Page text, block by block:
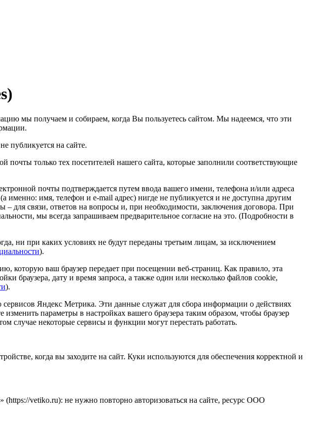
мы получаем и собираем, когда Вы пользуетесь сайтом. Мы надеемся, что эти
публикуется на сайте.
только тех посетителей нашего сайта, которые заполнили соответствующие
почты подтверждается путем ввода вашего имени, телефона и/или адреса
имя, телефон и e-mail адрес) нигде не публикуется и не доступна другим
для связи, ответов на вопросы и, при необходимости, заключения договора. При
мы всегда запрашиваем предварительное согласие на это. (Подробности в
ни при каких условиях не будут переданы третьим лицам, за исключением
).
ваш браузер передает при посещении веб-страниц. Как правило, эта
браузера, дату и время запроса, а также один или несколько файлов cookie,
).
Яндекс Метрика. Эти данные служат для сбора информации о действиях
параметры в настройках вашего браузера таким образом, чтобы браузер
случае некоторые сервисы и функции могут перестать работать.
когда вы заходите на сайт. Куки используются для обеспечения корректной и
vetiko.ru): не нужно повторно авторизоваться на сайте, ресурс ООО